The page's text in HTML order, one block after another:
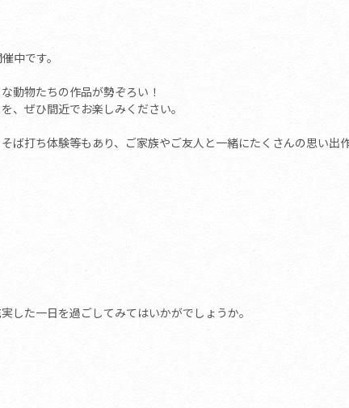
中です。
動物たちの作品が勢ぞろい！
、ぜひ間近でお楽しみください。
ば打ち体験等もあり、ご家族やご友人と一緒にたくさんの思い出
した一日を過ごしてみてはいかがでしょうか。